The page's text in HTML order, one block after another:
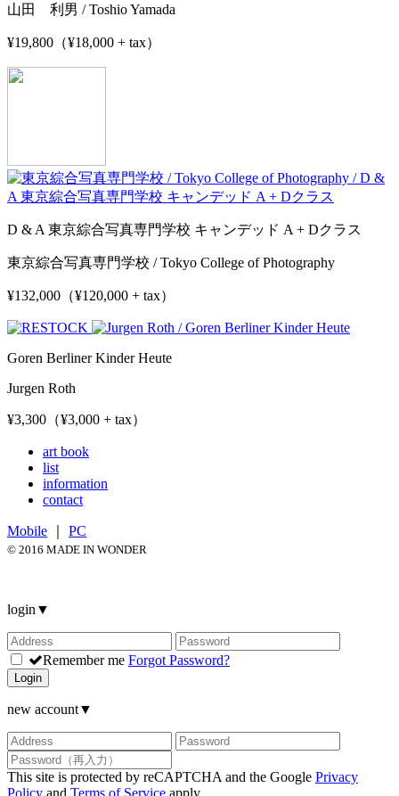
山田 利男 / Toshio Yamada
¥19,800（¥18,000 + tax）
D & A 東京綜合写真専門学校 キャンデッド A + Dクラス
東京綜合写真専門学校 / Tokyo College of Photography
¥132,000（¥120,000 + tax）
Goren Berliner Kinder Heute
Jurgen Roth
¥3,300（¥3,000 + tax）
art book
list
information
contact
Mobile PC
© 2016 MADE IN WONDER
login ▼
Remember me Forgot Password?
Login
new account▼
This site is protected by reCAPTCHA and the Google Privacy
Policy and Terms of Service apply.